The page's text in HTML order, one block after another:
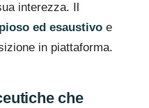
interezza. Il
ed esaustivo e
in piattaforma.
che